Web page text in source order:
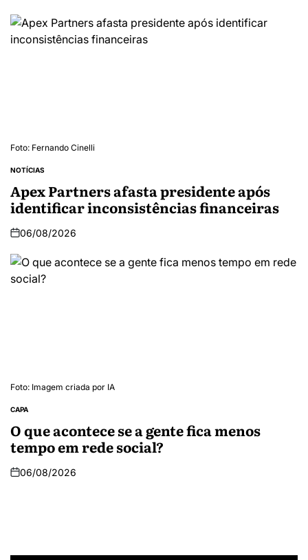
Foto: Fernando Cinelli
NOTÍCIAS
Apex Partners afasta presidente após
identificar inconsistências financeiras
06/08/2026
Foto: Imagem criada por IA
CAPA
O que acontece se a gente fica menos
tempo em rede social?
06/08/2026